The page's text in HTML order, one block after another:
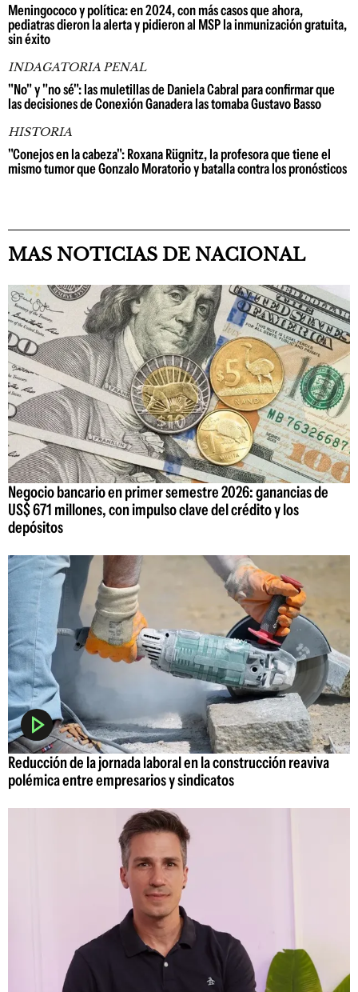
Meningococo y política: en 2024, con más casos que ahora,
pediatras dieron la alerta y pidieron al MSP la inmunización gratuita,
sin éxito
INDAGATORIA PENAL
"No" y "no sé": las muletillas de Daniela Cabral para confirmar que
las decisiones de Conexión Ganadera las tomaba Gustavo Basso
HISTORIA
"Conejos en la cabeza": Roxana Rügnitz, la profesora que tiene el
mismo tumor que Gonzalo Moratorio y batalla contra los pronósticos
MAS NOTICIAS DE NACIONAL
Negocio bancario en primer semestre 2026: ganancias de
US$ 671 millones, con impulso clave del crédito y los
depósitos
Reducción de la jornada laboral en la construcción reaviva
polémica entre empresarios y sindicatos